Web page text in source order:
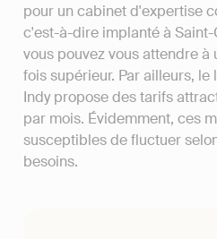
pour un cabinet d'expertise
c'est-à-dire implanté à
vous pouvez vous attendre
fois supérieur. Par ailleurs,
Indy propose des tarifs
par mois. Évidemment, ces
susceptibles de fluctuer
besoins.